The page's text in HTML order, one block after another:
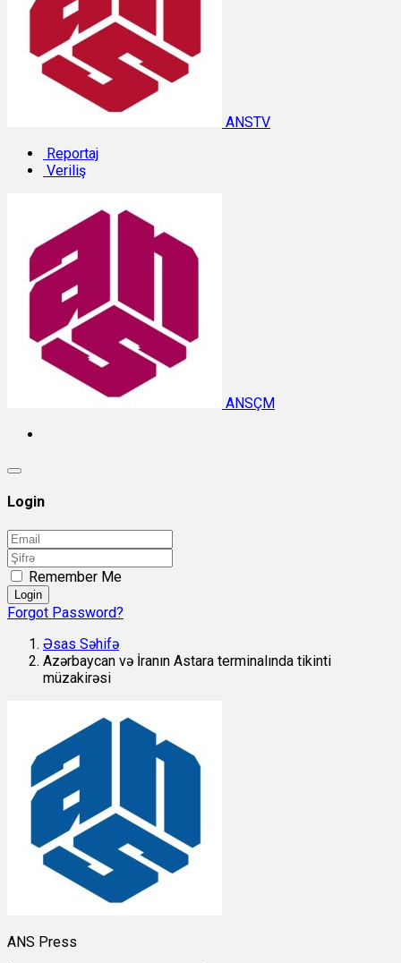
ANSTV
Reportaj
Veriliş
ANSÇM
Login
Remember Me
Login
Forgot Password?
Əsas Səhifə
Azərbaycan və İranın Astara terminalında tikinti
müzakirəsi
ANS Press